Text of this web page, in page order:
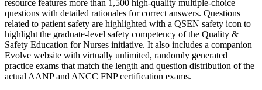
resource features more than 1,500 high-quality multiple-choice
questions with detailed rationales for correct answers. Questions
related to patient safety are highlighted with a QSEN safety icon to
highlight the graduate-level safety competency of the Quality &
Safety Education for Nurses initiative. It also includes a companion
Evolve website with virtually unlimited, randomly generated
practice exams that match the length and question distribution of the
actual AANP and ANCC FNP certification exams.